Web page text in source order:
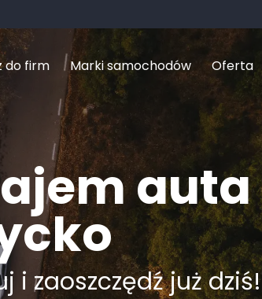
do firm Marki samochodów Oferta
auta
i zaoszczędź już dziś!